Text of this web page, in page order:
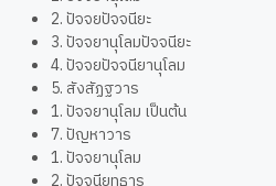
2. ปัจจยปัจจนียะ
3. ปัจจยานุโลมปัจจนียะ
4. ปัจจยปัจจนียานุโลม
5. สังสัฏฐวาร
1. ปัจจยานุโลม เป็นต้น
7. ปัญหาวาร
1. ปัจจยานุโลม
2. ปัจจนียุทธาร